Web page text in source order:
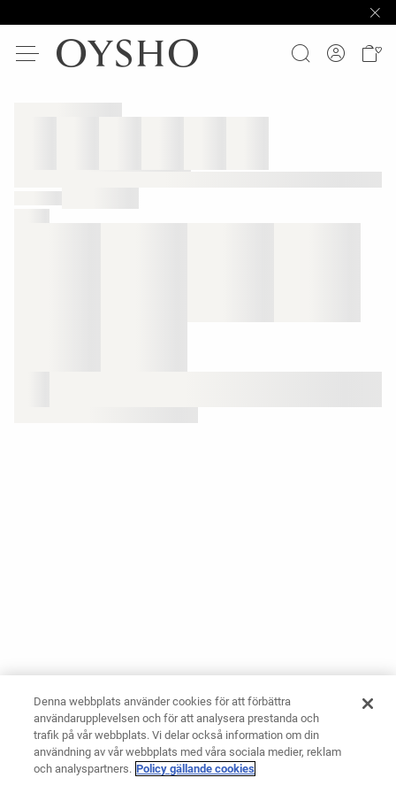
Denna webbplats använder cookies för att förbättra
användarupplevelsen och för att analysera prestanda och
trafik på vår webbplats. Vi delar också information om din
användning av vår webbplats med våra sociala medier, reklam
och analyspartners. Policy gällande cookies